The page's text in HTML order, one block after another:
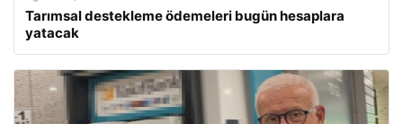
Tarımsal destekleme ödemeleri bugün hesaplara
yatacak